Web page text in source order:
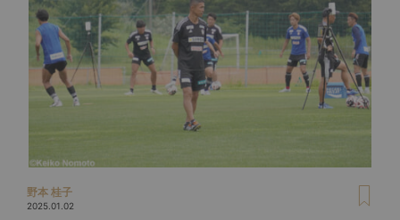
野本 桂子
2025.01.02